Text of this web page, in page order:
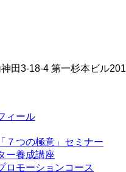
田3-18-4 第一杉本ビル201
ィール
７つの極意」セミナー
ー養成講座
ロモーションコース